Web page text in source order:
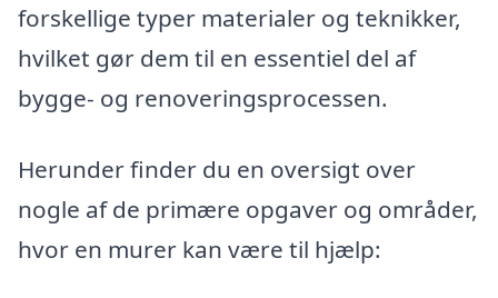
forskellige typer materialer og teknikker,
hvilket gør dem til en essentiel del af
bygge- og renoveringsprocessen.
Herunder finder du en oversigt over
nogle af de primære opgaver og områder,
hvor en murer kan være til hjælp: